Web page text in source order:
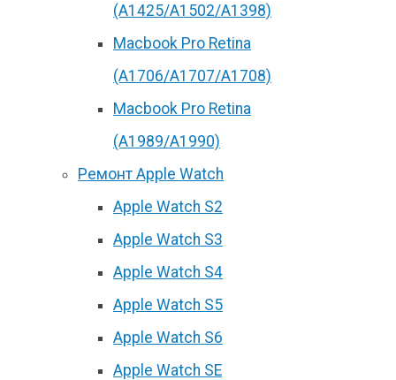
(А1425/A1502/A1398)
Macbook Pro Retina
(А1706/A1707/A1708)
Macbook Pro Retina
(А1989/A1990)
Ремонт Apple Watch
Apple Watch S2
Apple Watch S3
Apple Watch S4
Apple Watch S5
Apple Watch S6
Apple Watch SE